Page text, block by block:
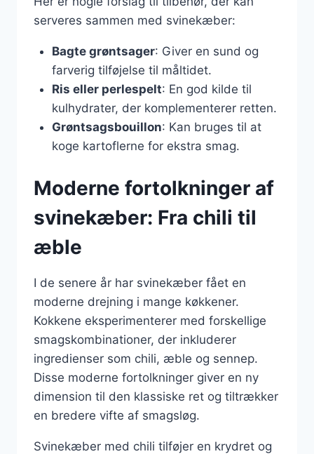
serveres sammen med svinekæber:
Bagte grøntsager: Giver en sund og
farverig tilføjelse til måltidet.
Ris eller perlespelt: En god kilde til
kulhydrater, der komplementerer retten.
Grøntsagsbouillon: Kan bruges til at
koge kartoflerne for ekstra smag.
Moderne fortolkninger af
svinekæber: Fra chili til
æble
I de senere år har svinekæber fået en
moderne drejning i mange køkkener.
Kokkene eksperimenterer med forskellige
smagskombinationer, der inkluderer
ingredienser som chili, æble og sennep.
Disse moderne fortolkninger giver en ny
dimension til den klassiske ret og tiltrækker
en bredere vifte af smagsløg.
Svinekæber med chili tilføjer en krydret og